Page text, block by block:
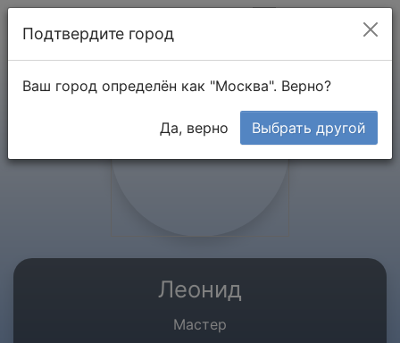
Леонид
Мастер
Подтвердите город
Ваш город определён как "Москва". Верно?
Да, верно Выбрать другой